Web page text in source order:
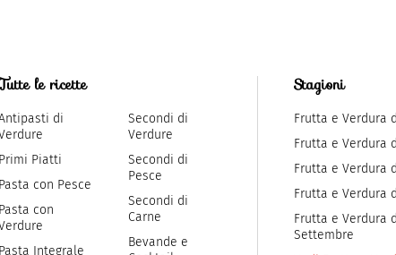
le ricette
di
Primi Piatti
Pasta con Pesce
Pasta con
Pasta Integrale
Secondi di
Verdure
Secondi di
Pesce
Secondi di
Carne
Bevande e
Stagioni
Frutta e Verdura
Frutta e Verdura
Frutta e Verdura
Frutta e Verdura
Frutta e Verdura
Settembre